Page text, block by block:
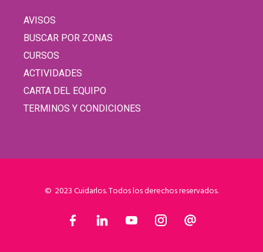
AVISOS
BUSCAR POR ZONAS
CURSOS
ACTIVIDADES
CARTA DEL EQUIPO
TERMINOS Y CONDICIONES
© 2023 Cuidarlos. Todos los derechos reservados.